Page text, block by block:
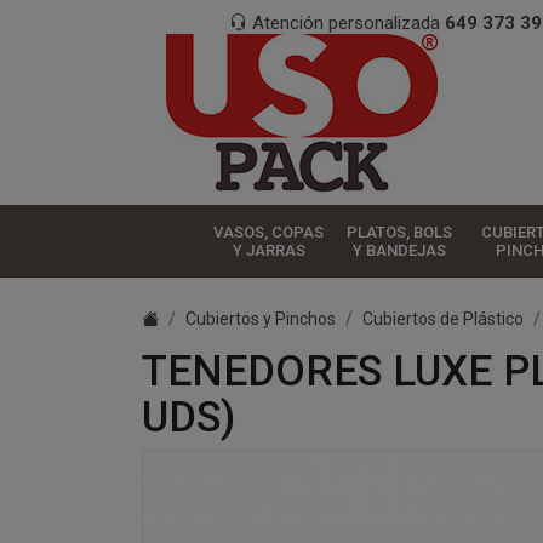
Atención personalizada 649 373
VASOS, COPAS
Y JARRAS
PLATOS, BOLS
Y BANDEJAS
Cubiertos y Pinchos Cubiertos de Plástico
TENEDORES LUXE
UDS)